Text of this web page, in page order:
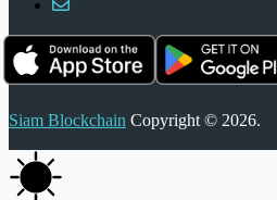
Siam Blockchain Copyright © 2026.